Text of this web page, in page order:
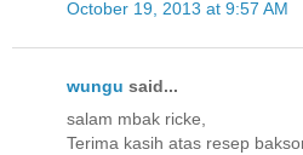
October 19, 2013 at 9:57 AM
wungu said...
salam mbak ricke,
Terima kasih atas resep